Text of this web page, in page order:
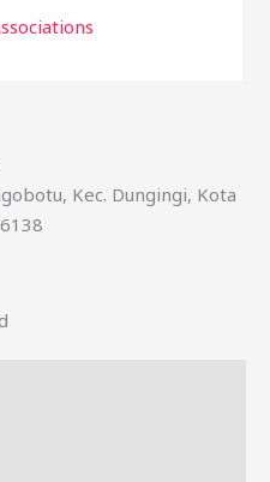
Kec. Dungingi, Kota